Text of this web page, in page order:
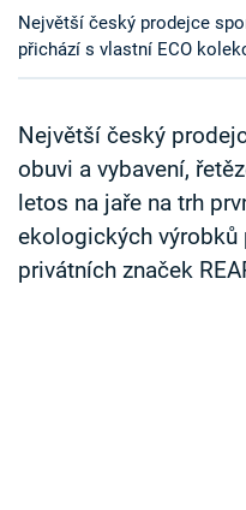
Přihlášení
Největší český prodejce
přichází s vlastní ECO
Největší český
obuvi a vybavení,
letos na jaře na trh
ekologických výrobků
privátních značek